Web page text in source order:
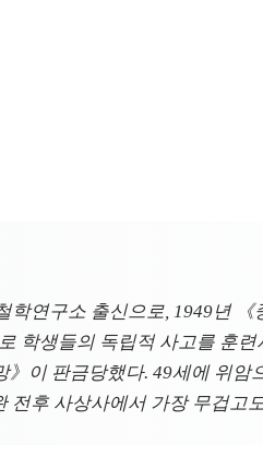
연구소 출신으로, 1949년
학생들의 독립적 사고를 훈
이 판금당했다. 49세에 위
후 사상사에서 가장 무겁고